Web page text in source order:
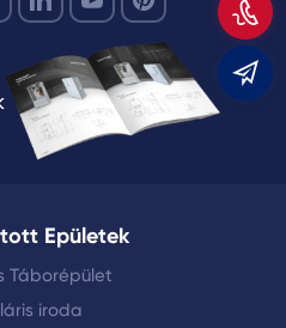
Epületek
Táborépület
iroda